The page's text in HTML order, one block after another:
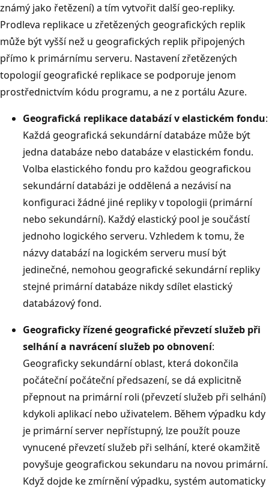
známý jako řetězení) a tím vytvořit další geo-repliky.
Prodleva replikace u zřetězených geografických replik
může být vyšší než u geografických replik připojených
přímo k primárnímu serveru. Nastavení zřetězených
topologií geografické replikace se podporuje jenom
prostřednictvím kódu programu, a ne z portálu Azure.
Geografická replikace databází v elastickém fondu:
Každá geografická sekundární databáze může být
jedna databáze nebo databáze v elastickém fondu.
Volba elastického fondu pro každou geografickou
sekundární databázi je oddělená a nezávisí na
konfiguraci žádné jiné repliky v topologii (primární
nebo sekundární). Každý elastický pool je součástí
jednoho logického serveru. Vzhledem k tomu, že
názvy databází na logickém serveru musí být
jedinečné, nemohou geografické sekundární repliky
stejné primární databáze nikdy sdílet elastický
databázový fond.
Geograficky řízené geografické převzetí služeb při
selhání a navrácení služeb po obnovení:
Geograficky sekundární oblast, která dokončila
počáteční počáteční předsazení, se dá explicitně
přepnout na primární roli (převzetí služeb při selhání)
kdykoli aplikací nebo uživatelem. Během výpadku kdy
je primární server nepřístupný, lze použít pouze
vynucené převzetí služeb při selhání, které okamžitě
povyšuje geografickou sekundaru na novou primární.
Když dojde ke zmírnění výpadku, systém automaticky